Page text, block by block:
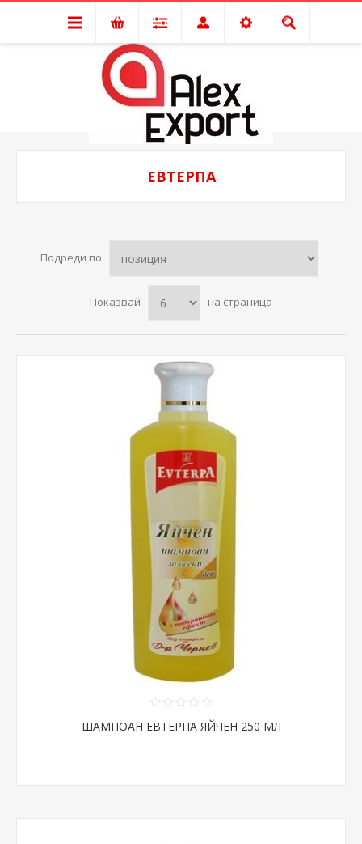
ЕВТЕРПА
Подреди по
Показвай на страница
ШАМПОАН ЕВТЕРПА ЯЙЧЕН 250 МЛ